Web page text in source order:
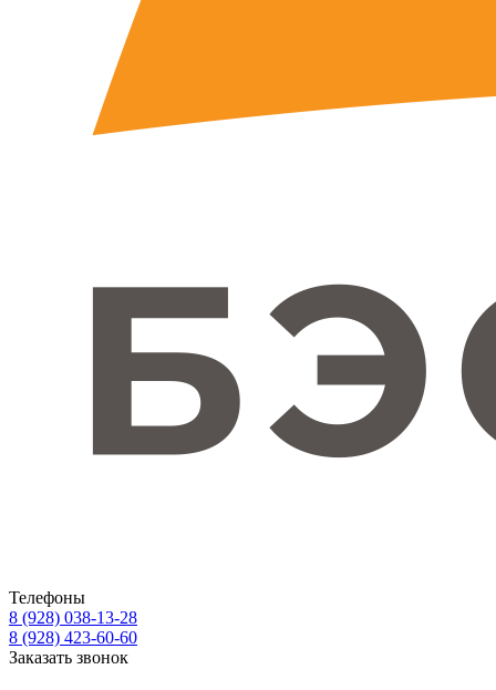
Телефоны
8 (928) 038-13-28
8 (928) 423-60-60
Заказать звонок